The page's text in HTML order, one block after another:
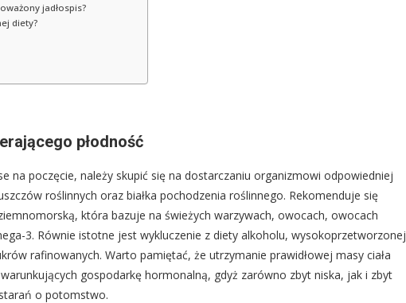
jadłospis?
diety?
płodność
na poczęcie, należy skupić się na dostarczaniu organizmowi odpowiedniej
roślinnych oraz białka pochodzenia roślinnego. Rekomenduje się
która bazuje na świeżych warzywach, owocach, owocach
3. Równie istotne jest wykluczenie z diety alkoholu, wysokoprzetworzonej
rafinowanych. Warto pamiętać, że utrzymanie prawidłowej masy ciała
gospodarkę hormonalną, gdyż zarówno zbyt niska, jak i zbyt
o potomstwo.